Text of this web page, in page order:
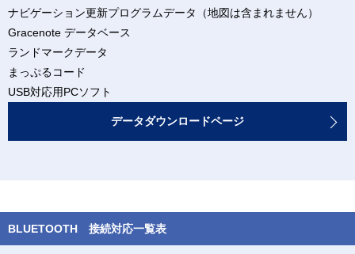
ナビゲーション更新プログラムデータ（地図は含まれません）
Gracenote データベース
ランドマークデータ
まっぷるコード
USB対応用PCソフト
データダウンロードページ
BLUETOOTH 接続対応一覧表